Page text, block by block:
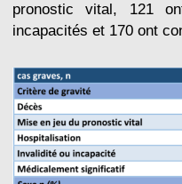
pronostic vital, 121
incapacités et 170 ont